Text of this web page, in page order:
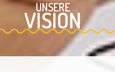
UNSERE
VISION